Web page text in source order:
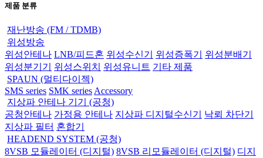
제품 분류
재난방송 (FM / TDMB)
위성방송
위성안테나 LNB/피드혼 위성수신기 위성증폭기
위성분배기
위성분기기
위성스위치 위성유니트 기타 제품
SPAUN (멀티다이젝)
SMS series SMK series Accessory
지상파 안테나 기기 (공청)
공청안테나 가정용 안테나 지상파 디지털수신기
낙뢰 차단기
지상파 필터 혼합기
HEADEND SYSTEM (공청)
8VSB 모듈레이터 (디지털) 8VSB 리모듈레이터 (디지털) 디지